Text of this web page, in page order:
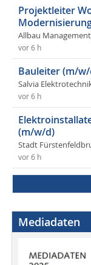
Projektleiter
Allbau
vor 6 h
Bauleiter (m/
Salvia
vor 6 h
(m/w/d)
Stadt
vor 6 h
Mediadaten